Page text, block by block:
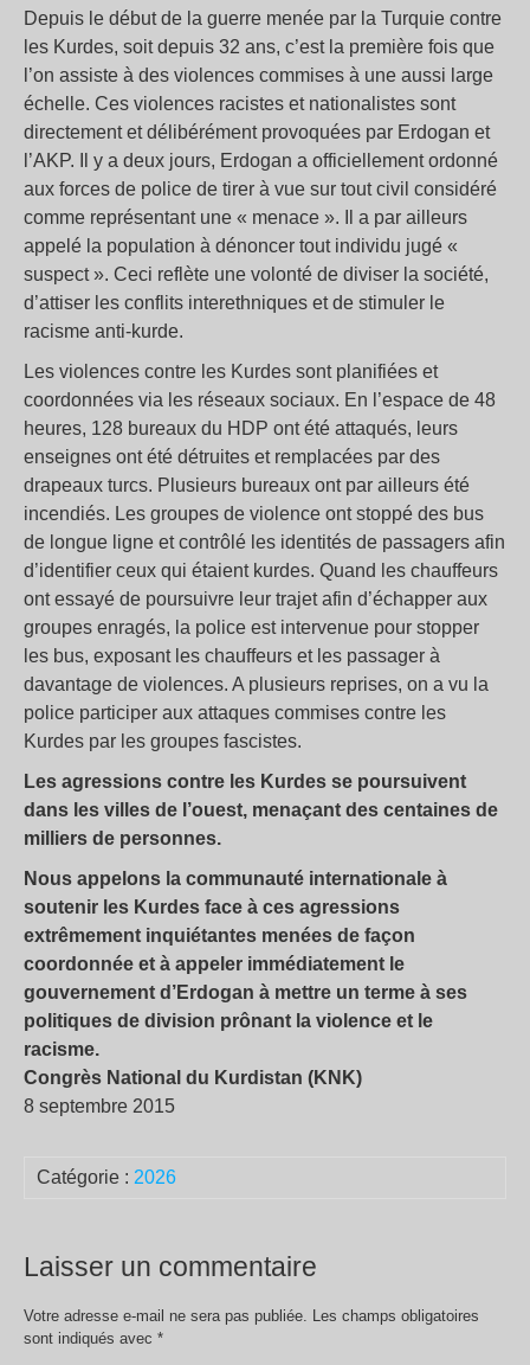
Depuis le début de la guerre menée par la Turquie contre
les Kurdes, soit depuis 32 ans, c’est la première fois que
l’on assiste à des violences commises à une aussi large
échelle. Ces violences racistes et nationalistes sont
directement et délibérément provoquées par Erdogan et
l’AKP. Il y a deux jours, Erdogan a officiellement ordonné
aux forces de police de tirer à vue sur tout civil considéré
comme représentant une « menace ». Il a par ailleurs
appelé la population à dénoncer tout individu jugé «
suspect ». Ceci reflète une volonté de diviser la société,
d’attiser les conflits interethniques et de stimuler le
racisme anti-kurde.
Les violences contre les Kurdes sont planifiées et
coordonnées via les réseaux sociaux. En l’espace de 48
heures, 128 bureaux du HDP ont été attaqués, leurs
enseignes ont été détruites et remplacées par des
drapeaux turcs. Plusieurs bureaux ont par ailleurs été
incendiés. Les groupes de violence ont stoppé des bus
de longue ligne et contrôlé les identités de passagers afin
d’identifier ceux qui étaient kurdes. Quand les chauffeurs
ont essayé de poursuivre leur trajet afin d’échapper aux
groupes enragés, la police est intervenue pour stopper
les bus, exposant les chauffeurs et les passager à
davantage de violences. A plusieurs reprises, on a vu la
police participer aux attaques commises contre les
Kurdes par les groupes fascistes.
Les agressions contre les Kurdes se poursuivent
dans les villes de l’ouest, menaçant des centaines de
milliers de personnes.
Nous appelons la communauté internationale à
soutenir les Kurdes face à ces agressions
extrêmement inquiétantes menées de façon
coordonnée et à appeler immédiatement le
gouvernement d’Erdogan à mettre un terme à ses
politiques de division prônant la violence et le
racisme.
Congrès National du Kurdistan (KNK)
8 septembre 2015
Catégorie : 2026
Laisser un commentaire
Votre adresse e-mail ne sera pas publiée. Les champs obligatoires
sont indiqués avec *